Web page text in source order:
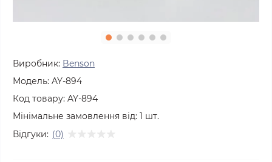
Виробник: Benson
Модель: AY-894
Код товару: AY-894
Мінімальне замовлення від: 1 шт.
Відгуки: (0)